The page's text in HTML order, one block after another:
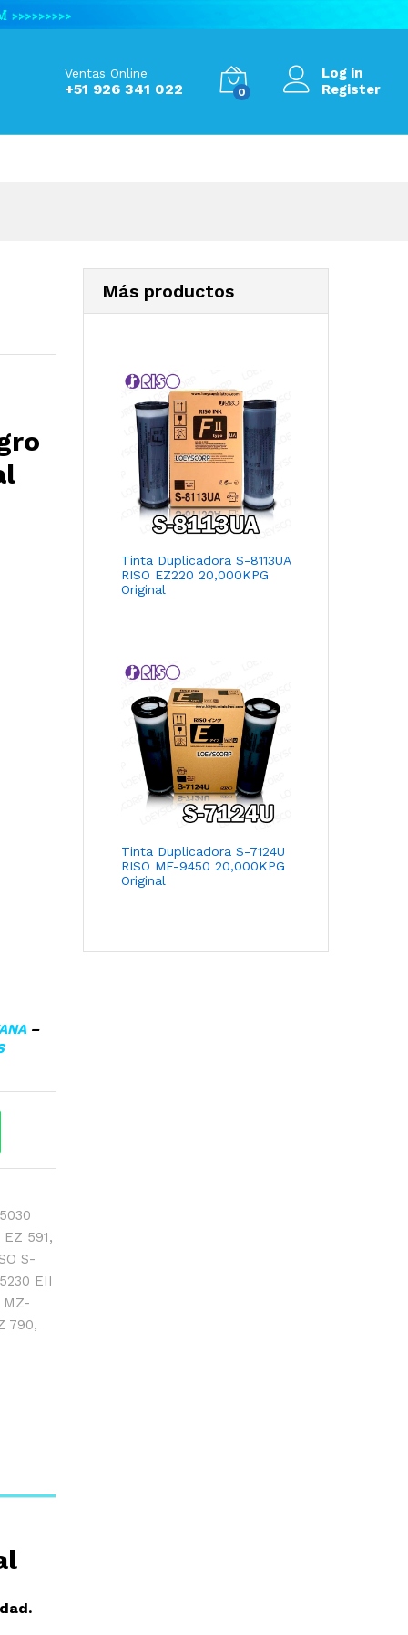
Ventas Online
+51 926 341 022 0
Log in
Register
–
5030
EZ 591,
S-
EII
MZ-
790,
Más productos
Tinta Duplicadora S-8113UA
RISO EZ220 20,000KPG
Original
Tinta Duplicadora S-7124U
RISO MF-9450 20,000KPG
Original